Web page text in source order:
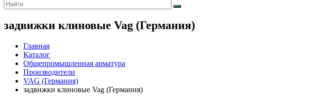
задвижки клиновые Vag (Германия)
Главная
Каталог
Общепромышленная арматура
Производители
VAG (Германия)
задвижки клиновые Vag (Германия)